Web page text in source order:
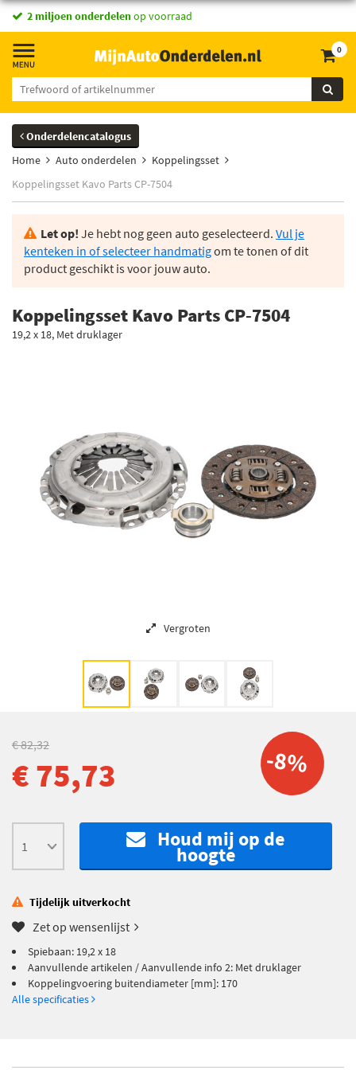
2 miljoen onderdelenop voorraad
0
Onderdelencatalogus
Home
Auto onderdelen
Koppelingsset
Koppelingsset Kavo Parts CP-7504
Let op! Je hebt nog geen auto geselecteerd. Vul je
kenteken in of selecteer handmatigom te tonen of dit
product geschikt is voor jouw auto.
Koppelingsset Kavo Parts CP-7504
19,2 x 18, Met druklager
Vergroten
-8%
€ 82,32
€ 75,73
Houd mij op de
hoogte
Tijdelijk uitverkocht
Zet op wensenlijst
Spiebaan: 19,2 x 18
Aanvullende artikelen / Aanvullende info 2: Met druklager
Koppelingvoering buitendiameter [mm]: 170
Alle specificaties